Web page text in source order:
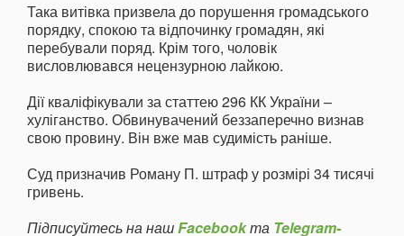
Така витівка призвела до порушення громадського
порядку, спокою та відпочинку громадян, які
перебували поряд. Крім того, чоловік
висловлювався нецензурною лайкою.
Дії кваліфікували за статтею 296 КК України –
хуліганство. Обвинувачений беззаперечно визнав
свою провину. Він вже мав судимість раніше.
Суд призначив Роману П. штраф у розмірі 34 тисячі
гривень.
Підписуйтесь на нашFacebookта Telegram-